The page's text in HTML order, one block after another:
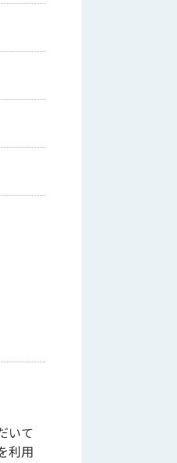
いて
利用